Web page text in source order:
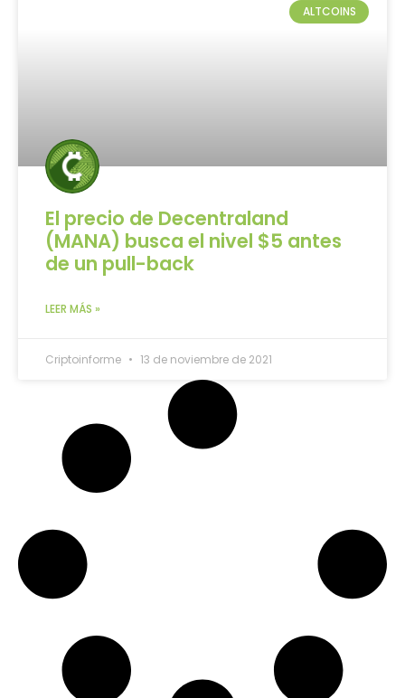
ALTCOINS
El precio de Decentraland
(MANA) busca el nivel $5 antes
de un pull-back
LEER MÁS »
Criptoinforme 13 de noviembre de 2021